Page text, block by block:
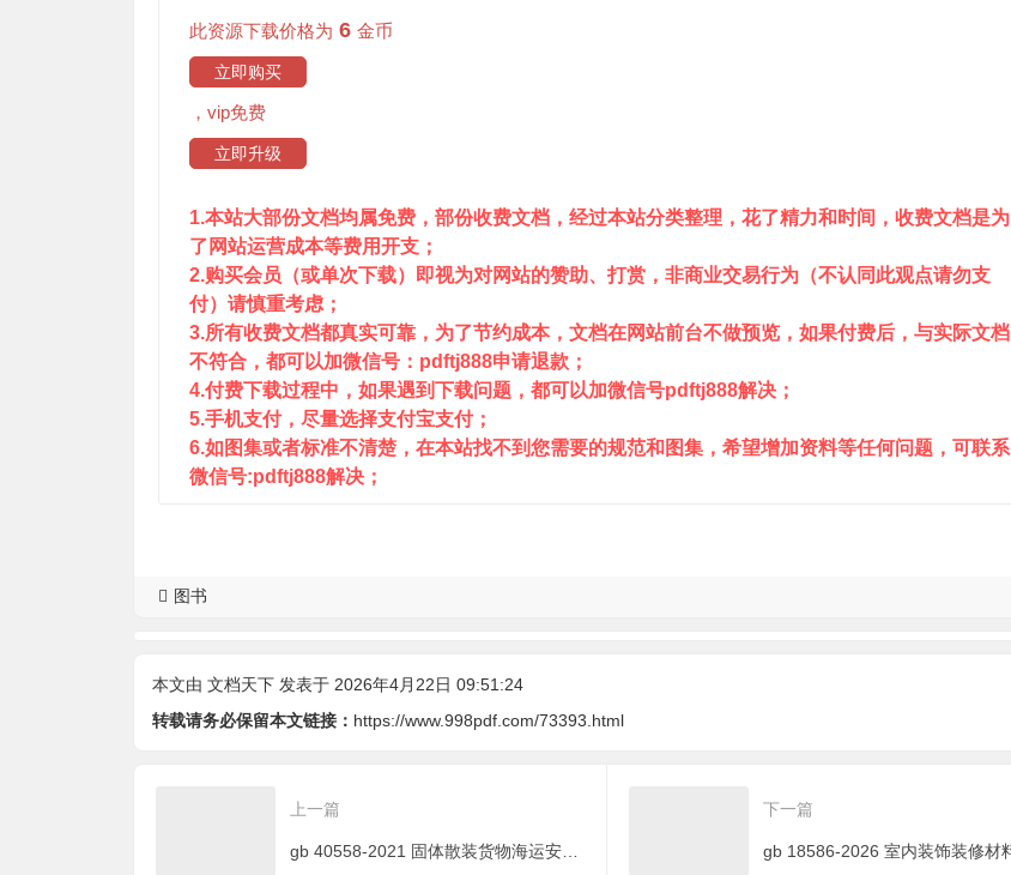
此资源下载价格为 6 金币
立即购买
，vip免费
立即升级
1.本站大部份文档均属免费，部份收费文档，经过本站分类整理，花了精力和时间，收费文档是为
了网站运营成本等费用开支；
2.购买会员（或单次下载）即视为对网站的赞助、打赏，非商业交易行为（不认同此观点请勿支
付）请慎重考虑；
3.所有收费文档都真实可靠，为了节约成本，文档在网站前台不做预览，如果付费后，与实际文档
不符合，都可以加微信号：pdftj888申请退款；
4.付费下载过程中，如果遇到下载问题，都可以加微信号pdftj888解决；
5.手机支付，尽量选择支付宝支付；
6.如图集或者标准不清楚，在本站找不到您需要的规范和图集，希望增加资料等任何问题，可联系
微信号:pdftj888解决；
图书
本文由 文档天下 发表于 2026年4月22日 09:51:24
转载请务必保留本文链接： https://www.998pdf.com/73393.html
上一篇 下一篇